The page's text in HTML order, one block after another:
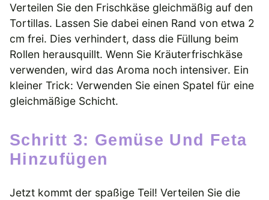
Verteilen Sie den Frischkäse gleichmäßig auf den
Tortillas. Lassen Sie dabei einen Rand von etwa 2
cm frei. Dies verhindert, dass die Füllung beim
Rollen herausquillt. Wenn Sie Kräuterfrischkäse
verwenden, wird das Aroma noch intensiver. Ein
kleiner Trick: Verwenden Sie einen Spatel für eine
gleichmäßige Schicht.
Schritt 3: Gemüse Und Feta
Hinzufügen
Jetzt kommt der spaßige Teil! Verteilen Sie die